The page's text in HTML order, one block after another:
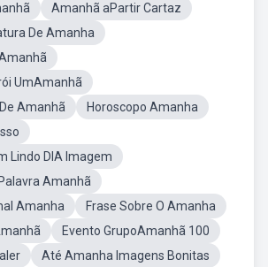
Amanhã aPartir Cartaz
De Amanha
UmAmanhã
Amanhã
Horoscopo Amanha
Lindo DIA Imagem
Amanhã
Amanha
Frase Sobre O Amanha
Evento GrupoAmanhã 100
Até Amanha Imagens Bonitas